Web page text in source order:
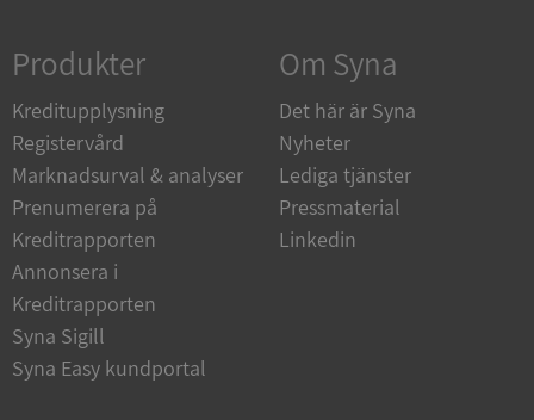
Produkter
Kreditupplysning
Registervård
Marknadsurval & analyser
Prenumerera på
Kreditrapporten
Annonsera i
Kreditrapporten
Syna Sigill
Syna Easy kundportal
Om Syna
Det här är Syna
Nyheter
Lediga tjänster
Pressmaterial
Linkedin
Oklassificerade
Strikt nödvändiga kakor tillåter
kärnwebbplatsfunktioner som användarinloggning
och kontohantering. Webbplatsen kan inte
användas ordentligt utan strikt nödvändiga cookies.
Namn
Leverantör
Domän
__RequestVerificationToken